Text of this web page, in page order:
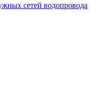
сетей водопровода